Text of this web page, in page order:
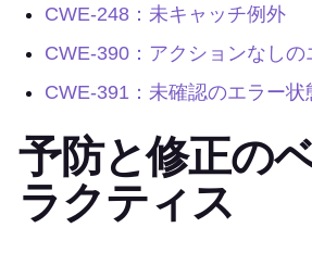
CWE-248：未キャッチ例外
CWE-390：アクションなしの
CWE-391：未確認のエラー状
予防と修正の
ラクティス